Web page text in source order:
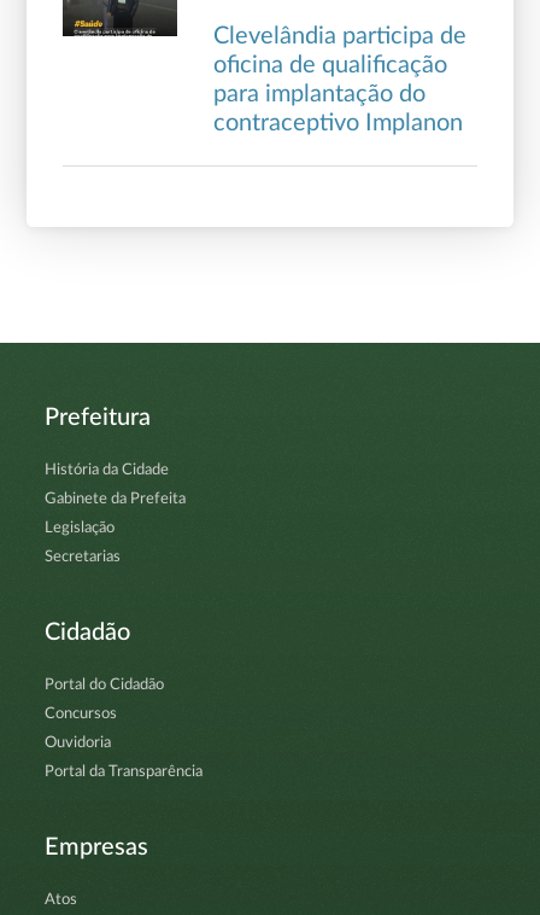
Clevelândia participa de
oficina de qualificação
para implantação do
contraceptivo Implanon
Prefeitura
História da Cidade
Gabinete da Prefeita
Legislação
Secretarias
Cidadão
Portal do Cidadão
Concursos
Ouvidoria
Portal da Transparência
Empresas
Atos